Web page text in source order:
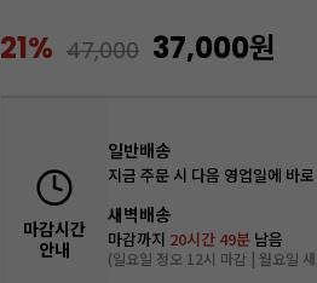
21% 47,000 37,000원
마감시간
안내
일반배송
지금 주문 시 다음 영업일에 바
새벽배송
마감까지 20시간 49분 남음
(일요일 정오 12시 마감 | 월요일